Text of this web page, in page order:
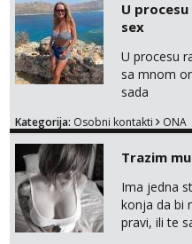
U
sex
U procesu
sa mnom
sada
Kategorija: Osobni kontakti ONA
Trazim
Ima jedna
konja da bi
pravi, ili te